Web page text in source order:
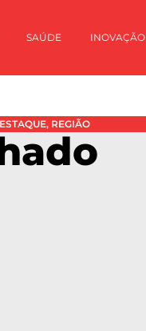
SAÚDE INOVAÇÃO
, REGIÃO